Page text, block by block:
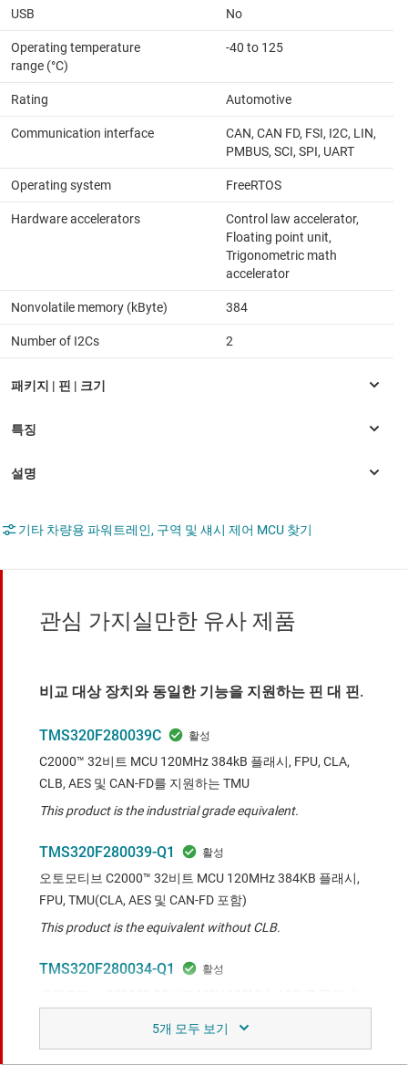
USB No
Operating temperature
range (°C)
-40 to 125
Rating Automotive
Communication interface
CAN, CAN FD, FSI, I2C, LIN,
PMBUS, SCI, SPI, UART
Operating system FreeRTOS
Hardware accelerators
Control law accelerator,
Floating point unit,
Trigonometric math
accelerator
Nonvolatile memory (kByte) 384
Number of I2Cs 2
기타 차량용 파워트레인, 구역 및 섀시 제어 MCU 찾기
관심 가지실만한 유사 제품
비교 대상 장치와 동일한 기능을 지원하는 핀 대 핀.
TMS320F280039C
C2000™ 32비트 MCU 120MHz 384kB 플래시, FPU, CLA,
CLB, AES 및 CAN-FD를 지원하는 TMU
This product is the industrial grade equivalent.
TMS320F280039-Q1
오토모티브 C2000™ 32비트 MCU 120MHz 384KB 플래시,
FPU, TMU(CLA, AES 및 CAN-FD 포함)
This product is the equivalent without CLB.
TMS320F280034-Q1